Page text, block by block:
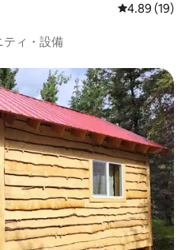
レビュー19
4.89 (19)
ティ・設備